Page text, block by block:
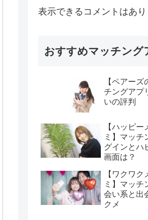
表示できるコメントはあり
おすすめマッチング
【ペアー
チングアプ
いの評判
【ハッピー
ミ】マッチ
グインとハ
画面は？
【ワクワク
ミ】マッチ
会い系と出
クメ